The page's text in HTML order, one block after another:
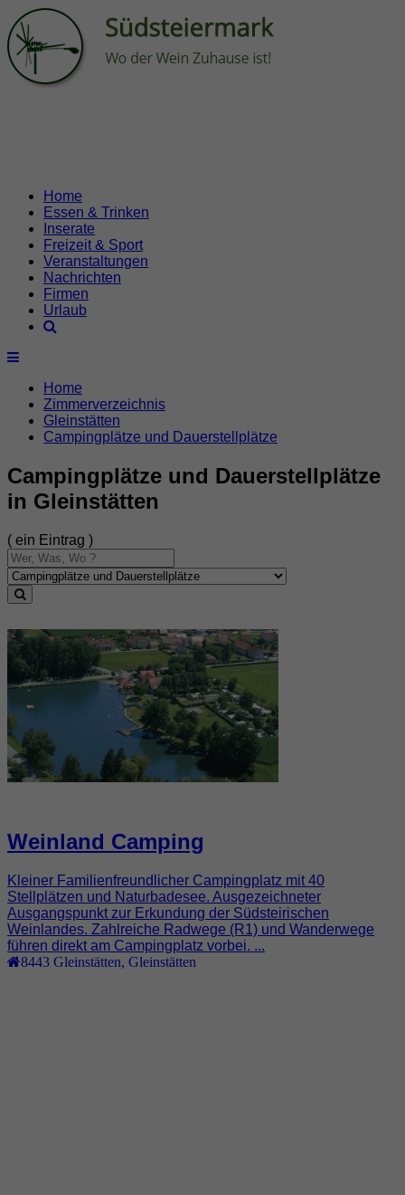
Home
Essen & Trinken
Inserate
Freizeit & Sport
Veranstaltungen
Nachrichten
Firmen
Urlaub
Home
Zimmerverzeichnis
Gleinstätten
Campingplätze und Dauerstellplätze
Campingplätze und Dauerstellplätze
in Gleinstätten
( ein Eintrag )
Weinland Camping
Kleiner Familienfreundlicher Campingplatz mit 40
Stellplätzen und Naturbadesee. Ausgezeichneter
Ausgangspunkt zur Erkundung der Südsteirischen
Weinlandes. Zahlreiche Radwege (R1) und Wanderwege
führen direkt am Campingplatz vorbei. ...
8443 Gleinstätten Gleinstätten